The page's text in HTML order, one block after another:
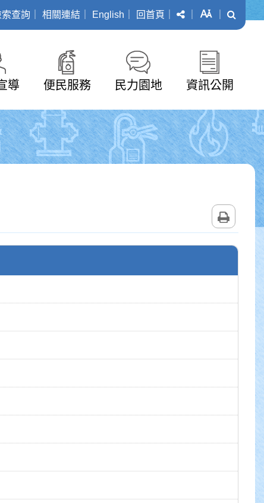
查詢 相關連結 English 回首頁 分享 字級
導 便民服務 民力園地 資訊公開